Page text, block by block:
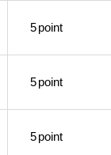
5point
5point
5point